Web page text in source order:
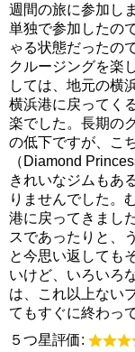
週間の旅に参加し
単独で参加したの
ゃる状態だったの
クルージングを楽
しては、地元の横
横浜港に戻ってく
楽でした。長期の
の低下ですが、こ
（Diamond
きれいなジムもあ
りませんでした。
港に戻ってきまし
スであったりと、
と今思い返しても
いけど、いろいろ
は、これ以上ない
てもすぐに終わっ
５つ星評価: